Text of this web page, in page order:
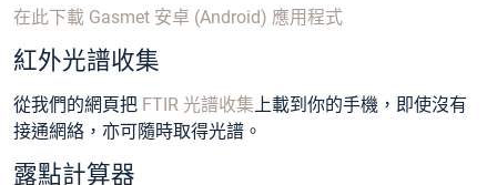
在此下載 Gasmet 安卓 (Android) 應用程式
紅外光譜收集
從我們的網頁把 FTIR 光譜收集上載到你的手機，即使沒有
接通網絡，亦可隨時取得光譜。
露點計算器